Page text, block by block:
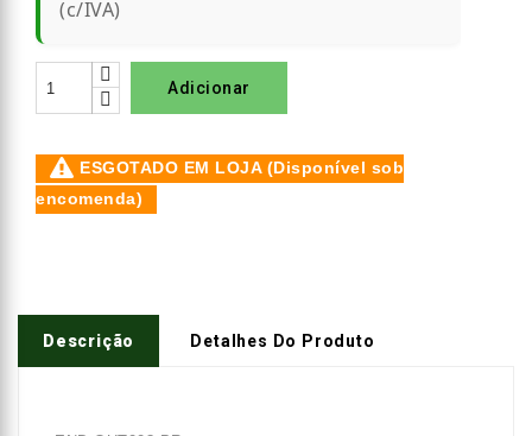
(c/IVA)
Adicionar
ESGOTADO EM LOJA (Disponível sob
encomenda)
Descrição Detalhes Do Produto